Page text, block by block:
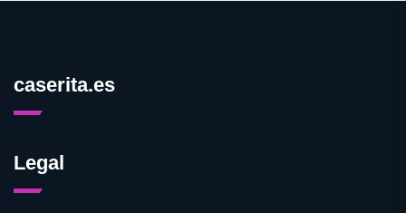
caserita.es
Legal